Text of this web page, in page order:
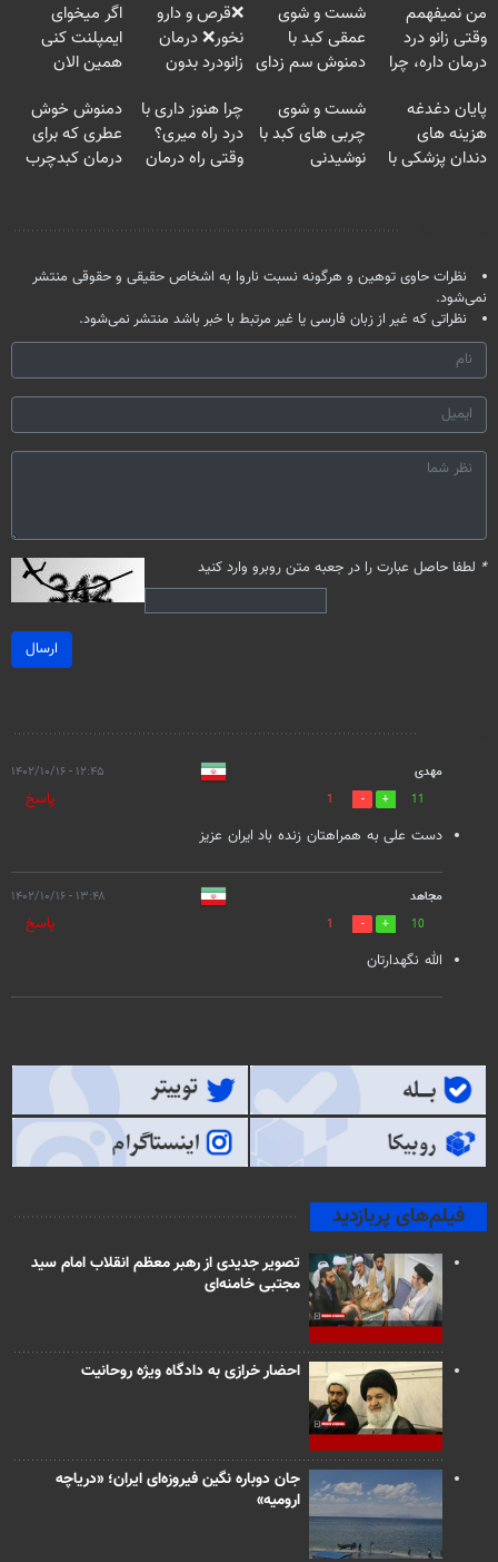
من نمیفهمم
وقتی زانو درد
درمان داره، چرا
تحمل میکنی؟❗
شست و شوی
عمقی کبد با
دمنوش سم زدای
❌قرص‌ و دارو
نخور❌ درمان
زانودرد بدون
اگر میخوای
ایمپلنت کنی
همین الان
۲۵ میلیون
تومان!!!
پایان دغدغه
هزینه های
دندان پزشکی با
شست و شوی
چربی های کبد با
نوشیدنی
چرا هنوز داری با
درد راه میری؟
وقتی راه درمان
دمنوش خوش
عطری که برای
درمان کبدچرب
نظرات حاوی توهین و هرگونه نسبت ناروا به اشخاص حقیقی و حقوقی منتشر
نمی‌شود.
نظراتی که غیر از زبان فارسی یا غیر مرتبط با خبر باشد منتشر نمی‌شود.
* لطفا حاصل عبارت را در جعبه متن روبرو وارد کنید
ارسال
مهدی ۱۲:۴۵ - ۱۴۰۲/۱۰/۱۶
11
1
پاسخ
دست علی به همراهتان زنده باد ایران عزیز
مجاهد ۱۳:۴۸ - ۱۴۰۲/۱۰/۱۶
10
1
پاسخ
الله نگهدارتان
فیلم‌های پربازدید
تصویر جدیدی از رهبر معظم انقلاب امام سید
مجتبی خامنه‌ای
احضار خرازی به دادگاه ویژه روحانیت
جان دوباره نگین فیروزه‌ای ایران؛ «دریاچه
ارومیه»